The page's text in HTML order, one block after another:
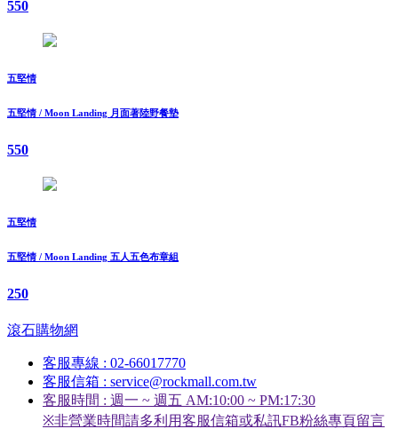
550
五堅情
五堅情 / Moon Landing 月面著陸野餐墊
550
五堅情
五堅情 / Moon Landing 五人五色布章組
250
滾石購物網
客服專線 : 02-66017770
客服信箱 : service@rockmall.com.tw
客服時間 : 週一 ~ 週五 AM:10:00 ~ PM:17:30
※非營業時間請多利用客服信箱或私訊FB粉絲專頁留言